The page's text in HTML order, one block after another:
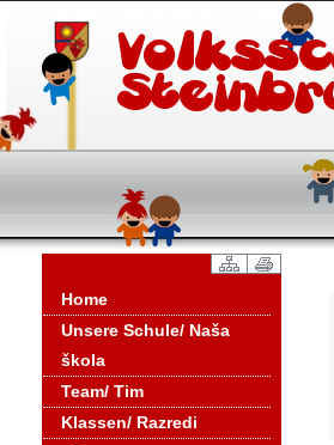
Home
Unsere Schule/ Naša
škola
Team/ Tim
Klassen/ Razredi